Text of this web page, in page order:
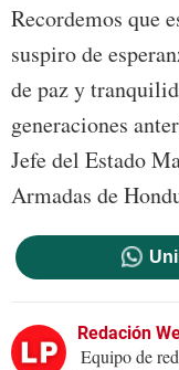
Recordemos que
suspiro de
de paz y
generaciones
Jefe del Estado
Armadas de
Redación
Equipo de